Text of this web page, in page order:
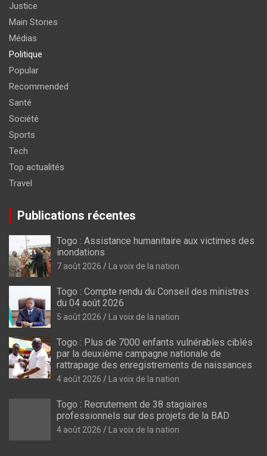
Justice
Main Stories
Médias
Politique
Popular
Recommended
Santé
Société
Sports
Tech
Top actualités
Travel
Publications récentes
Togo : Assistance humanitaire aux victimes des
inondations
7 août 2026 La voix de la nation
Togo : Compte rendu du Conseil des ministres
du 04 août 2026
5 août 2026 La voix de la nation
Togo : Plus de 7000 enfants vulnérables ciblés
par la deuxième campagne nationale de
rattrapage des enregistrements de naissances
4 août 2026 La voix de la nation
Togo : Recrutement de 38 stagiaires
professionnels sur des projets de la BAD
4 août 2026 La voix de la nation